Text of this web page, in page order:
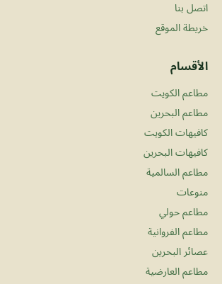
اتصل بنا
خريطة الموقع
الأقسام
مطاعم الكويت
مطاعم البحرين
كافيهات الكويت
كافيهات البحرين
مطاعم السالمية
منوعات
مطاعم حولي
مطاعم الفروانية
عصائر البحرين
مطاعم العارضية